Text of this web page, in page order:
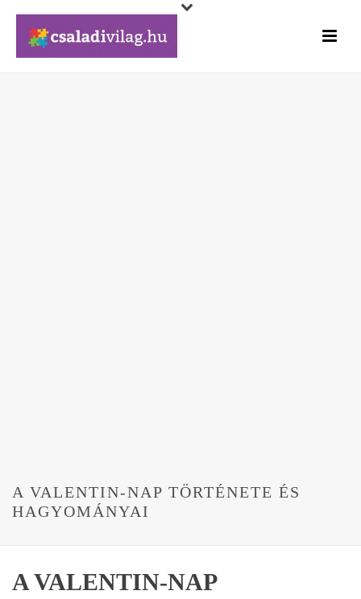
A VALENTIN-NAP TÖRTÉNETE ÉS
HAGYOMÁNYAI
A VALENTIN-NAP